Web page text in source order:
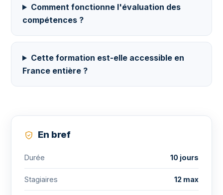
Comment fonctionne l'évaluation des
compétences ?
Cette formation est-elle accessible en
France entière ?
En bref
Durée 10 jours
Stagiaires 12 max